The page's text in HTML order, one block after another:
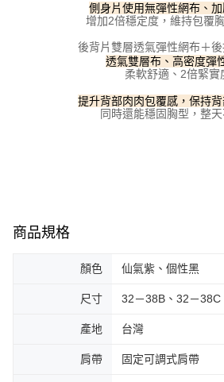
側身片使用無彈性網布、
增加2倍穩定度，維持包覆
後背片雙層透氣彈性網布＋
透氣雙層布、高密度彈
柔軟舒適、2倍緊實
提升背部肉肉包覆感，保持
同時還能穩固胸型，整
商品規格
顏色 仙氣紫、個性黑
尺寸 32－38B、32－38C
產地 台灣
肩帶 固定可調式肩帶